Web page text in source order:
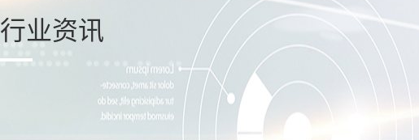
行业资讯